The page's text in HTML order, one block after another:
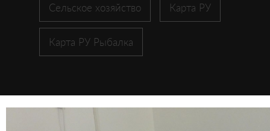
Сельское хозяйство Карта РУ
Карта РУ Рыбалка